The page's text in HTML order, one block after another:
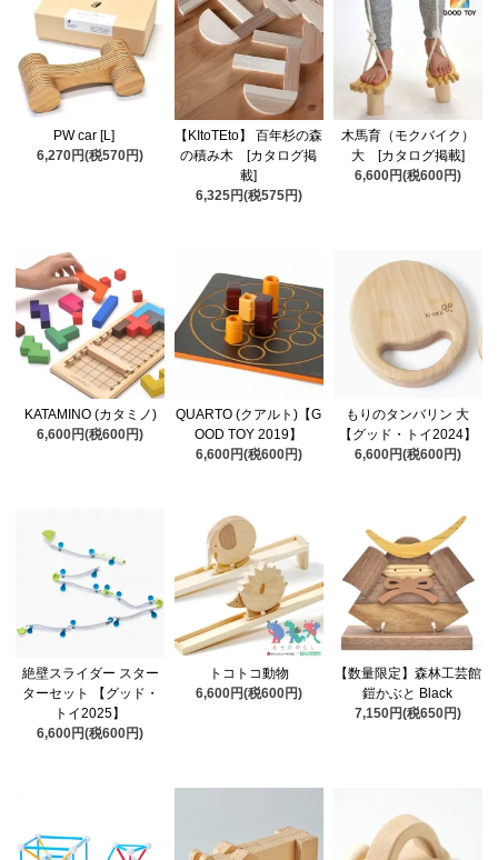
PW car [L]
6,270円(税570円)
【KItoTEto】 百年杉の森
の積み木 [カタログ掲
載]
6,325円(税575円)
木馬育（モクバイク）
大 [カタログ掲載]
6,600円(税600円)
KATAMINO (カタミノ)
6,600円(税600円)
QUARTO (クアルト)【G
OOD TOY 2019】
6,600円(税600円)
もりのタンバリン 大
【グッド・トイ2024】
6,600円(税600円)
絶壁スライダー スター
ターセット 【グッド・
トイ2025】
6,600円(税600円)
トコトコ動物
6,600円(税600円)
【数量限定】森林工芸館
鎧かぶと Black
7,150円(税650円)